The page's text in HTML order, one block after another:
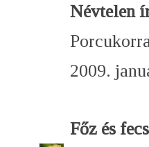
Névtelen
2009.
Főz és